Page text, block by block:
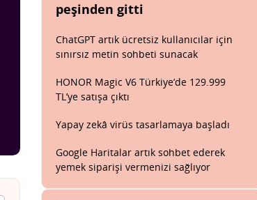
peşinden gitti
ChatGPT artık ücretsiz kullanıcılar için
sınırsız metin sohbeti sunacak
HONOR Magic V6 Türkiye’de 129.999
TL’ye satışa çıktı
Yapay zekâ virüs tasarlamaya başladı
Google Haritalar artık sohbet ederek
yemek siparişi vermenizi sağlıyor